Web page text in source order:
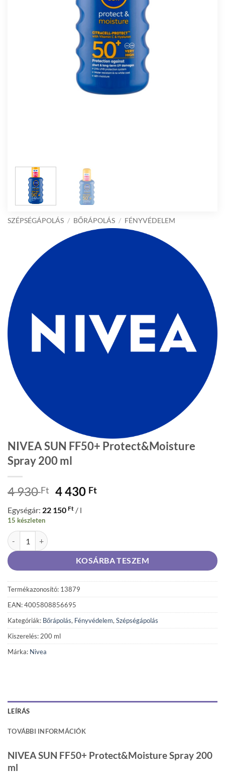
SZÉPSÉGÁPOLÁS / BŐRÁPOLÁS / FÉNYVÉDELEM
NIVEA SUN FF50+ Protect&Moisture
Spray 200 ml
4 930Ft Original
price
was:
4 430 FtCurrent
Egységár: 22 150 Ft / l
15 készleten
NIVEA SUN FF50+ Protect&Moisture Spray 200 ml mennyiség
KOSÁRBA TESZEM
Termékazonosító: 13879
EAN: 4005808856695
Kategóriák: Bőrápolás, Fényvédelem, Szépségápolás
Kiszerelés: 200 ml
Márka: Nivea
LEÍRÁS
TOVÁBBI INFORMÁCIÓK
NIVEA SUN FF50+ Protect&Moisture Spray 200
ml